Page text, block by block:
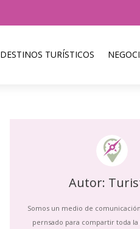
DESTINOS TURÍSTICOS
Autor:
Somos un medio de
pernsado para compartir toda